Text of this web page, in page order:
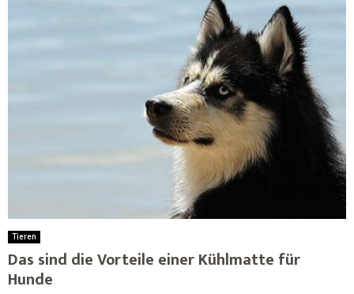
Tieren
Das sind die Vorteile einer Kühlmatte für
Hunde